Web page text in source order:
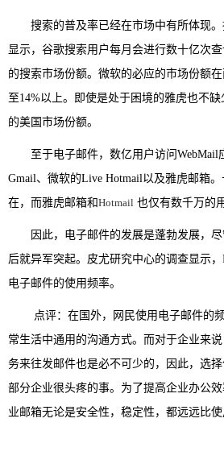
搜索的普及率已经在市场中有所体现。
显示，谷歌搜索用户每月会进行数十亿次
的搜索市场份额。微软的必应的市场份额
至14%以上。即使是处于困境的雅虎也不
的美国市场份额。
至于电子邮件，数亿用户访问WebMail
Gmail、微软的Live Hotmail以及雅虎邮箱
在，而雅虎邮箱和Hotmail 也仅有数千万的
因此，电子邮件的发展是蓬勃发展，尽
后就异军突起。皮尤研究中心的调查显示，
电子邮件的使用频率。
点评：在国外，网民使用电子邮件的频
常生活中通用的沟通方式。而对于企业来
务来往发邮件也是必不可少的，因此，选
部分企业很头疼的事。为了提高企业办公
业邮箱无论是安全性，稳定性，都远远比使